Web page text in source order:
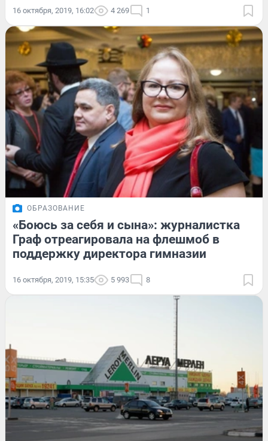
16 октября, 2019, 16:02 4 269 1
ОБРАЗОВАНИЕ
«Боюсь за себя и сына»: журналистка
Граф отреагировала на флешмоб в
поддержку директора гимназии
16 октября, 2019, 15:35 5 993 8